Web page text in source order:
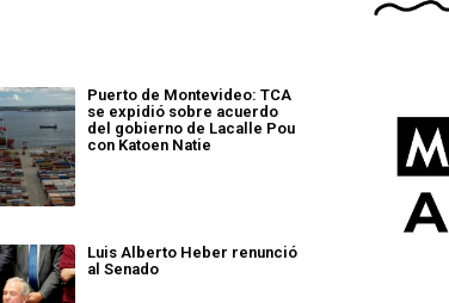
Puerto de Montevideo: TCA
se expidió sobre acuerdo
del gobierno de Lacalle Pou
con Katoen Natie
Luis Alberto Heber renunció
al Senado